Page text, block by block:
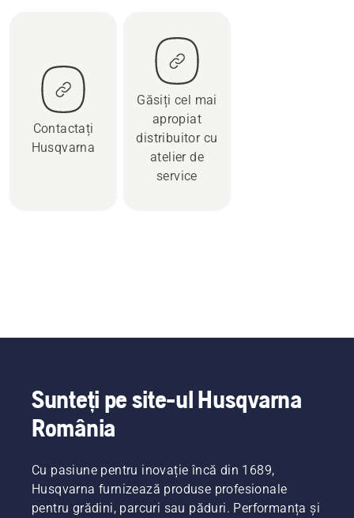
Contactați
Husqvarna
Găsiți cel mai
apropiat
distribuitor cu
atelier de
service
Sunteți pe site-ul Husqvarna
România
Cu pasiune pentru inovație încă din 1689,
Husqvarna furnizează produse profesionale
pentru grădini, parcuri sau păduri. Performanța și